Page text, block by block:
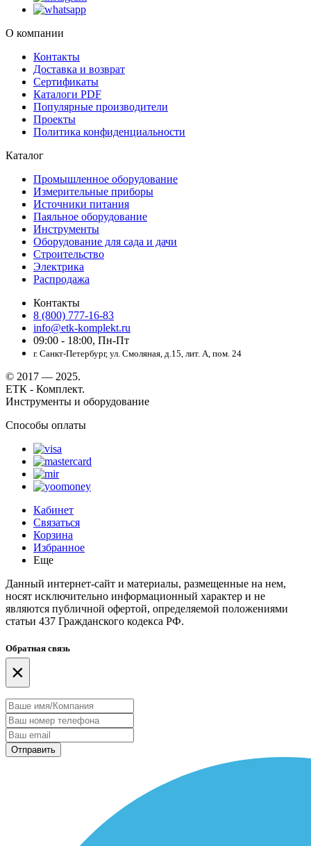
О компании
Контакты
Доставка и возврат
Сертификаты
Каталоги PDF
Популярные производители
Проекты
Политика конфиденциальности
Каталог
Промышленное оборудование
Измерительные приборы
Источники питания
Паяльное оборудование
Инструменты
Оборудование для сада и дачи
Строительство
Электрика
Распродажа
Контакты
8 (800) 777-16-83
info@etk-komplekt.ru
09:00 - 18:00, Пн-Пт
г. Санкт-Петербург, ул. Смоляная, д.15, лит. А, пом. 24
© 2017 — 2025.
ЕТК - Комплект.
Инструменты и оборудование
Способы оплаты
Кабинет
Связаться
Корзина
Избранное
Еще
Данный интернет-сайт и материалы, размещенные на нем,
носят исключительно информационный характер и не
являются публичной офертой, определяемой положениями
статьи 437 Гражданского кодекса РФ.
Обратная связь
×
Отправить